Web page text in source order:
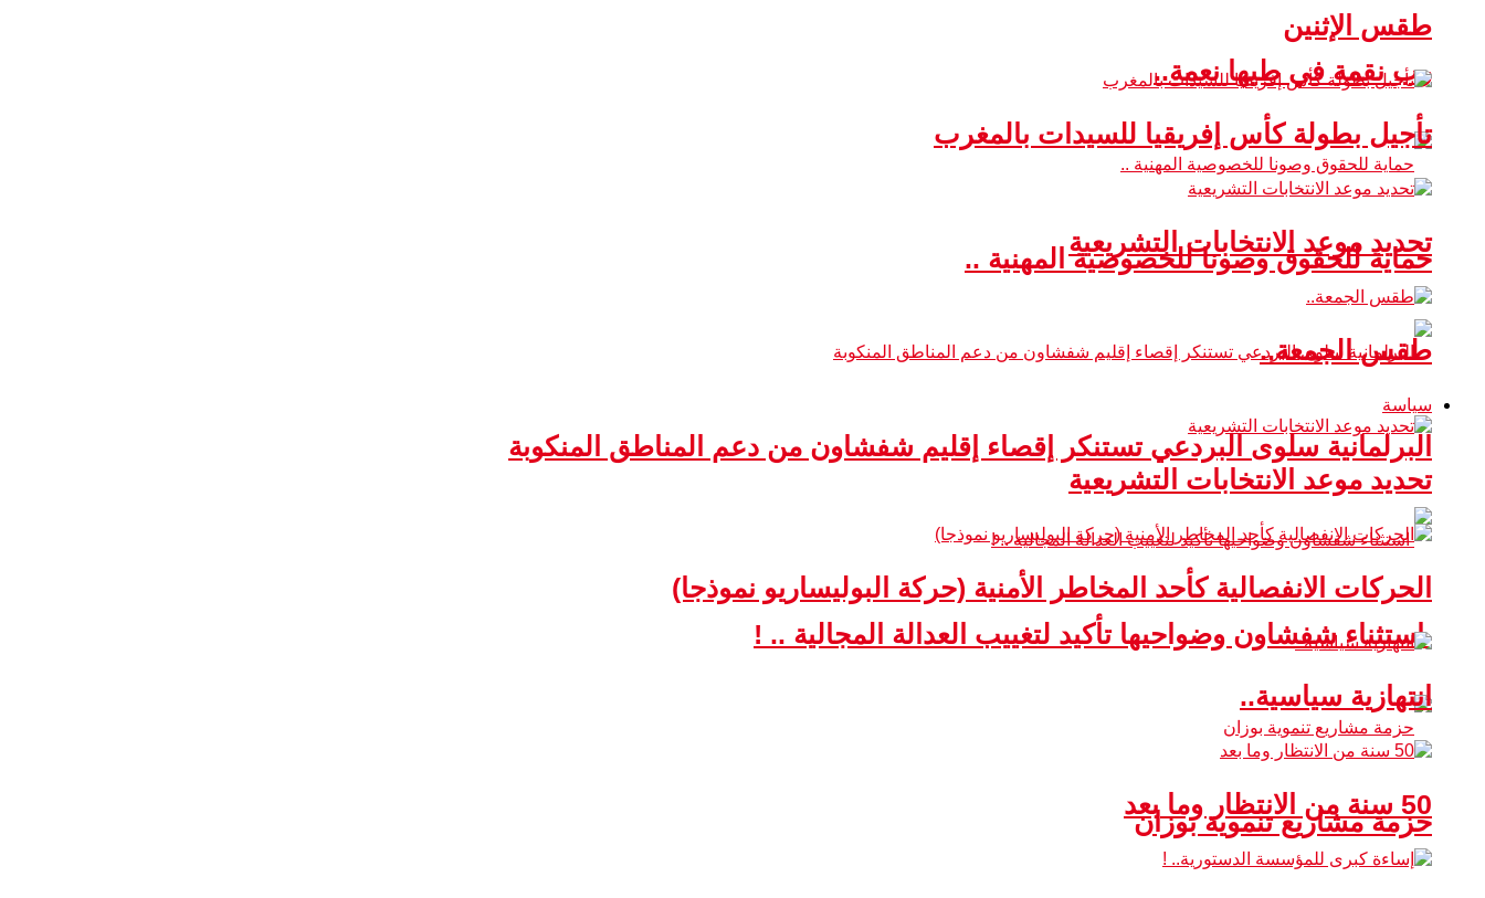
رب نقمة في طيها نعمة..
حماية للحقوق وصونا للخصوصية المهنية ..
البرلمانية سلوى البردعي تستنكر إقصاء إقليم شفشاون من دعم المناطق المنكوبة
استثناء شفشاون وضواحيها تأكيد لتغييب العدالة المجالية .. !
حزمة مشاريع تنموية بوزان
طقس الإثنين
تأجيل بطولة كأس إفريقيا للسيدات بالمغرب
تحديد موعد الانتخابات التشريعية
طقس الجمعة..
سياسة
تحديد موعد الانتخابات التشريعية
الحركات الانفصالية كأحد المخاطر الأمنية (حركة البوليساريو نموذجا)
انتهازية سياسية..
50 سنة من الانتظار وما بعد